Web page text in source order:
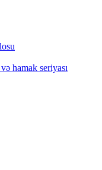
hamak seriyası